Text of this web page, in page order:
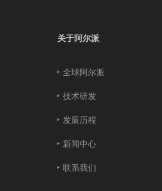
关于阿尔派
全球阿尔派
技术研发
发展历程
新闻中心
联系我们